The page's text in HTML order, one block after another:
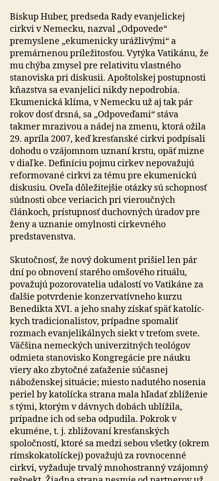
Biskup Huber, predseda Rady evanjelickej
cirkvi v Ne­mec­ku, nazval „Odpovede“
premyslene „ekumenicky uráž­li­vý­mi“ a
premárnenou príležitosťou. Vytýka Vatikánu, že
mu chýba zmysel pre relativitu vlastného
stanoviska pri diskusii. Apoštolskej postupnosti
kňazstva sa evanjelici nikdy nepodrobia.
Ekumenická klíma, v Nemecku už aj tak pár
rokov dosť drsná, sa „Odpoveďami“ stáva
takmer mrazivou a nádej na zmenu, ktorá ožila
29. apríla 2007, keď kresťanské cirkvi podpísali
dohodu o vzájomnom uznaní krstu, opäť mizne
v diaľke. Definíciu pojmu cirkev nepovažujú
reformované cirkvi za tému pre ekumenickú
diskusiu. Oveľa dôležitejšie otázky sú schopnosť
súdnosti obce veriacich pri vieroučných
článkoch, prístupnosť duchovných úradov pre
ženy a uznanie omylnosti cir­kev­né­ho
predstavenstva.
Skutočnosť, že nový dokument prišiel len pár
dní po ob­no­ve­ní starého omšového rituálu,
považujú pozorovatelia udalostí vo Vatikáne za
ďalšie potvrdenie kon­zer­va­tív­ne­ho kurzu
Benedikta XVI. a jeho snahy získať späť ka­to­líc­
kych tra­di­cio­na­lis­tov, prípadne spomaliť
rozmach evan­je­li­kál­nych siekt v treťom svete.
Väčšina nemeckých uni­ver­zit­ných teológov
odmieta stanovisko Kongregácie pre náuku
viery ako zbytočné zaťaženie súčasnej
náboženskej situácie; miesto nadutého nosenia
periel by katolícka strana mala hľadať zblíženie
s tými, ktorým v dávnych dobách ublížila,
prípadne ich od seba odpudila. Pokrok v
ekuméne, t. j. zbližovaní kresťanských
spoločností, ktoré sa medzi sebou všetky (okrem
rímskokatolíckej) považujú za rovnocenné
cirkvi, vyžaduje trvalý mnohostranný vzájomný